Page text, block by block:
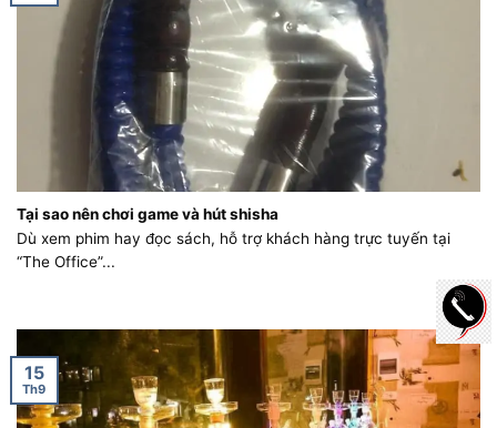
Tại sao nên chơi game và hút shisha
Dù xem phim hay đọc sách, hỗ trợ khách hàng trực tuyến tại
“The Office”...
15
Th9